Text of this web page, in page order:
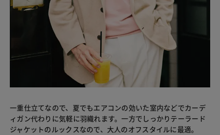
一重仕立てなので、夏でもエアコンの効いた室内などでカーデ
ィガン代わりに気軽に羽織れます。一方でしっかりテーラード
ジャケットのルックスなので、大人のオフスタイルに最適。